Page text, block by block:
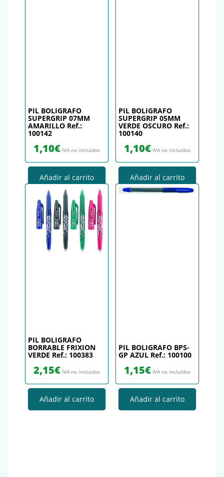
PIL BOLIGRAFO
SUPERGRIP 07MM
AMARILLO Ref.:
100142
1,10€ IVA no incluidos
Añadir al carrito
PIL BOLIGRAFO
SUPERGRIP 05MM
VERDE OSCURO Ref.:
100140
1,10€ IVA no incluidos
Añadir al carrito
PIL BOLIGRAFO
BORRABLE FRIXION
VERDE Ref.: 100383
2,15€ IVA no incluidos
Añadir al carrito
PIL BOLIGRAFO BPS-
GP AZUL Ref.: 100100
1,15€ IVA no incluidos
Añadir al carrito